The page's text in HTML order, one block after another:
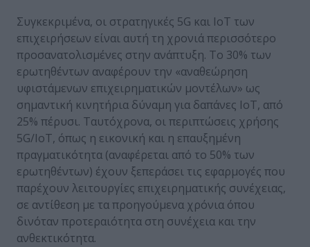
Συγκεκριμένα, οι στρατηγικές 5G και IoT των
επιχειρήσεων είναι αυτή τη χρονιά περισσότερο
προσανατολισμένες στην ανάπτυξη. Το 30% των
ερωτηθέντων αναφέρουν την «αναθεώρηση
υφιστάμενων επιχειρηματικών μοντέλων» ως
σημαντική κινητήρια δύναμη για δαπάνες IoT, από
25% πέρυσι. Ταυτόχρονα, οι περιπτώσεις χρήσης
5G/IoT, όπως η εικονική και η επαυξημένη
πραγματικότητα (αναφέρεται από το 50% των
ερωτηθέντων) έχουν ξεπεράσει τις εφαρμογές που
παρέχουν λειτουργίες επιχειρηματικής συνέχειας,
σε αντίθεση με τα προηγούμενα χρόνια όπου
δινόταν προτεραιότητα στη συνέχεια και την
ανθεκτικότητα.